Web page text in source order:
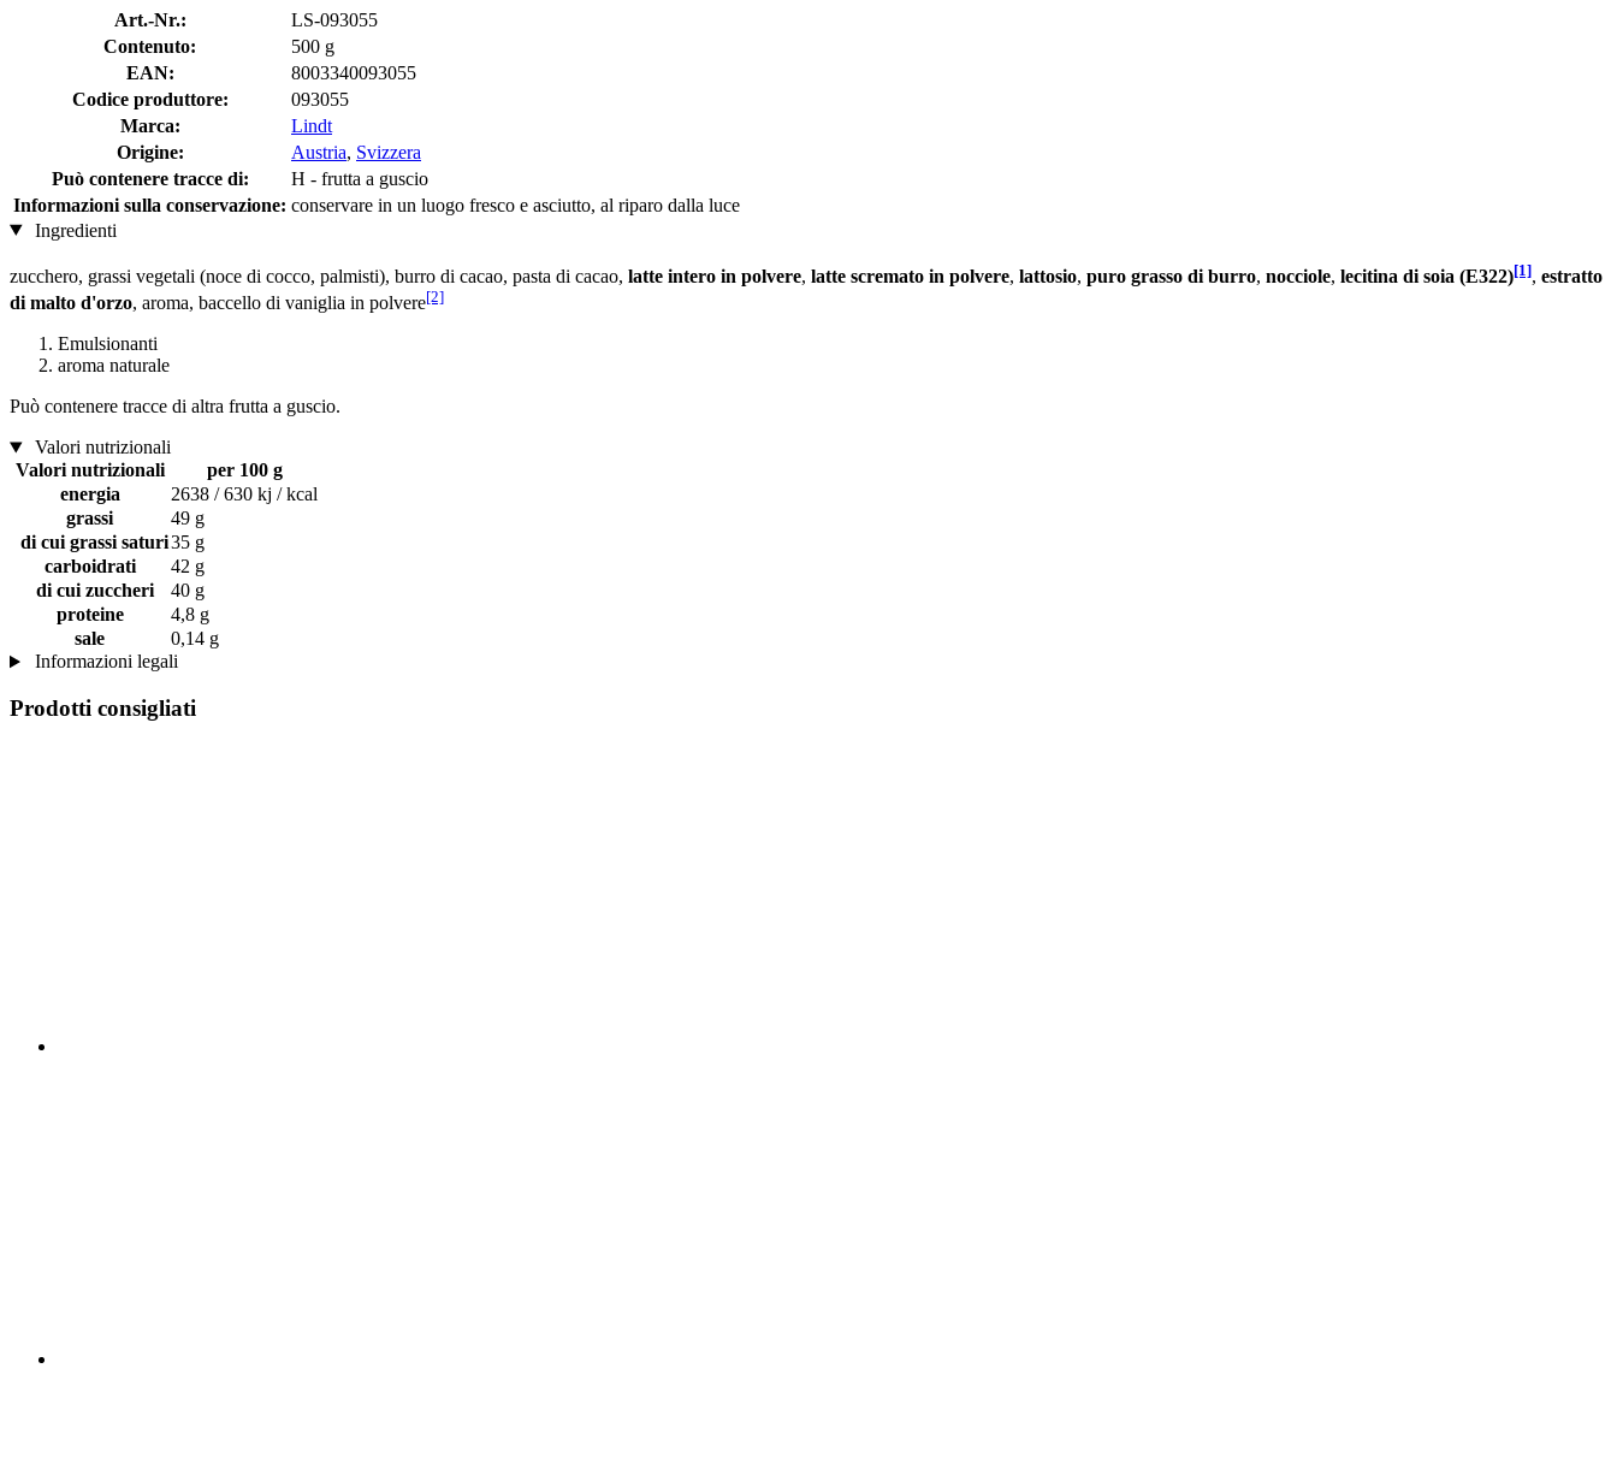
Art.-Nr.:
LS-093055
Contenuto:
500 g
EAN:
8003340093055
Codice produttore:
093055
Marca:
Lindt
Origine:
Austria, Svizzera
Può contenere tracce di:
H - frutta a guscio
Informazioni sulla conservazione: conservare in un luogo fresco e asciutto, al riparo dalla luce
Ingredienti
zucchero, grassi vegetali (noce di cocco, palmisti), burro di cacao, pasta di cacao, latte intero in polvere, latte scremato in polvere, lattosio, puro grasso di burro, nocciole, lecitina di soia (E322)[1], estratto
di malto d'orzo, aroma, baccello di vaniglia in polvere[2]
Emulsionanti
aroma naturale
Può contenere tracce di altra frutta a guscio.
Valori nutrizionali
Valori nutrizionali
per 100 g
energia
2638 / 630 kj / kcal
grassi
49 g
di cui grassi saturi35 g
carboidrati
42 g
di cui zuccheri
40 g
proteine
4,8 g
sale
0,14 g
Informazioni legali
Prodotti consigliati